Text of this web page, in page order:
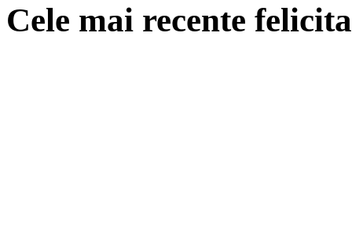
Cele mai recente